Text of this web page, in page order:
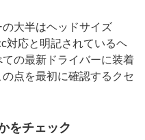
大半はヘッドサイズ
対応と明記されているヘ
の最新ドライバーに装着
点を最初に確認するクセ
をチェック